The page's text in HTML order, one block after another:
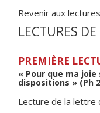
Revenir aux
LECTURES
PREMIÈRE
« Pour que ma
dispositions » (Ph
Lecture de la lettre